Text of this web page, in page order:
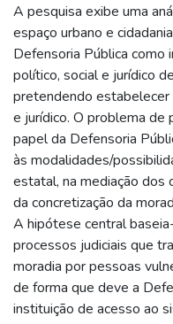
A pesquisa exibe uma
espaço urbano e
Defensoria Pública como
político, social e jurídico
pretendendo
e jurídico. O problema de
papel da Defensoria
às modalidades/
estatal, na mediação dos
da concretização da
A hipótese central
processos judiciais que
moradia por pessoas
de forma que deve a
instituição de acesso ao